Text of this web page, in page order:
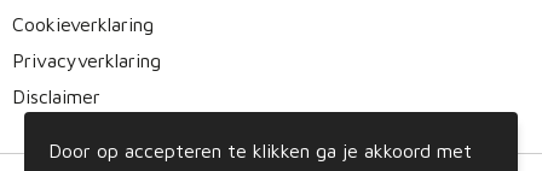
Cookieverklaring
Privacyverklaring
Disclaimer
Door op accepteren te klikken ga je akkoord met